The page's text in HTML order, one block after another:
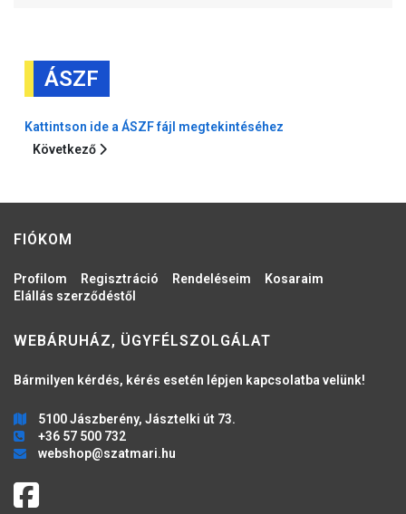
ÁSZF
Kattintson ide a ÁSZF fájl megtekintéséhez
Következő cikk: Ügyfélszolgálat
Következő
FIÓKOM
Profilom Regisztráció Rendeléseim
Kosaraim
Elállás szerződéstől
WEBÁRUHÁZ, ÜGYFÉLSZOLGÁLAT
Bármilyen kérdés, kérés esetén lépjen kapcsolatba velünk!
5100 Jászberény, Jásztelki út 73.
+36 57 500 732
webshop@szatmari.hu